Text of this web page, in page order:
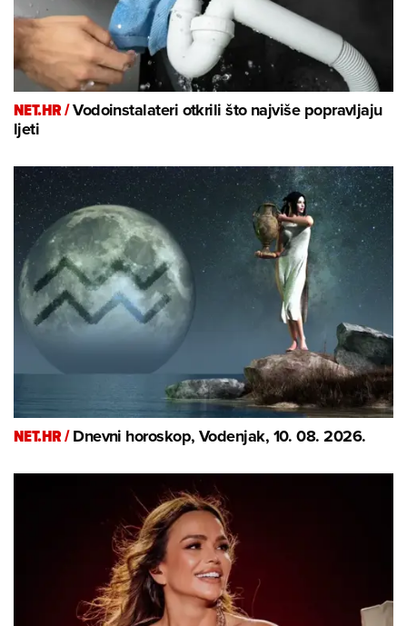
NET.HR /Vodoinstalateri otkrili što najviše popravljaju
ljeti
NET.HR /Dnevni horoskop, Vodenjak, 10. 08. 2026.